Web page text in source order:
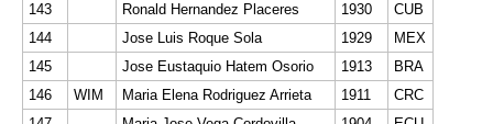
143
Ronald Hernandez Placeres 1930
CUB
144
Jose Luis Roque Sola 1929
MEX
145
Jose Eustaquio Hatem Osorio 1913
BRA
146
WIM Maria Elena Rodriguez Arrieta 1911
CRC